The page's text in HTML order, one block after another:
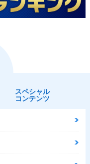
スペシャル
コンテンツ